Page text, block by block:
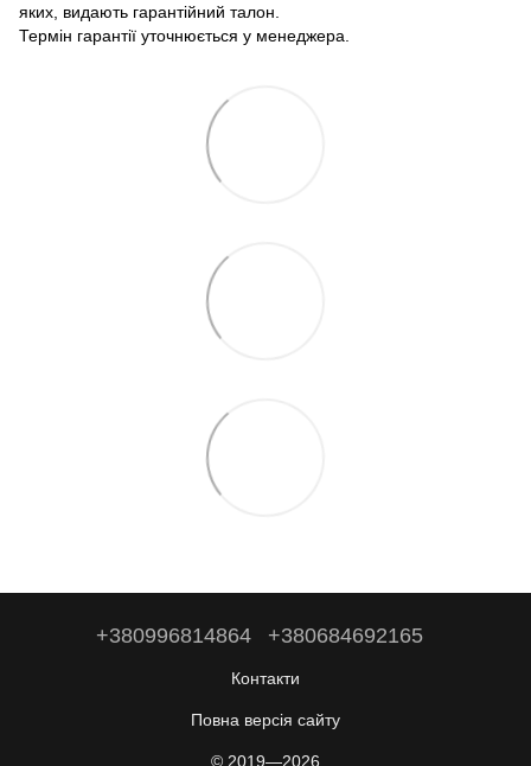
яких, видають гарантійний талон.
Термін гарантії уточнюється у менеджера.
+380996814864 +380684692165
Контакти
Повна версія сайту
© 2019—2026